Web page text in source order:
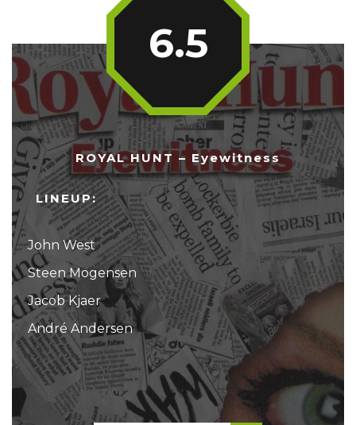
ROYAL HUNT – Eyewitness
LINEUP:
John West
Steen Mogensen
Jacob Kjaer
André Andersen
6.5
...